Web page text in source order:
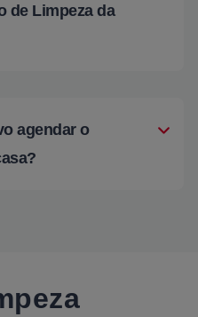
de Limpeza da
agendar o